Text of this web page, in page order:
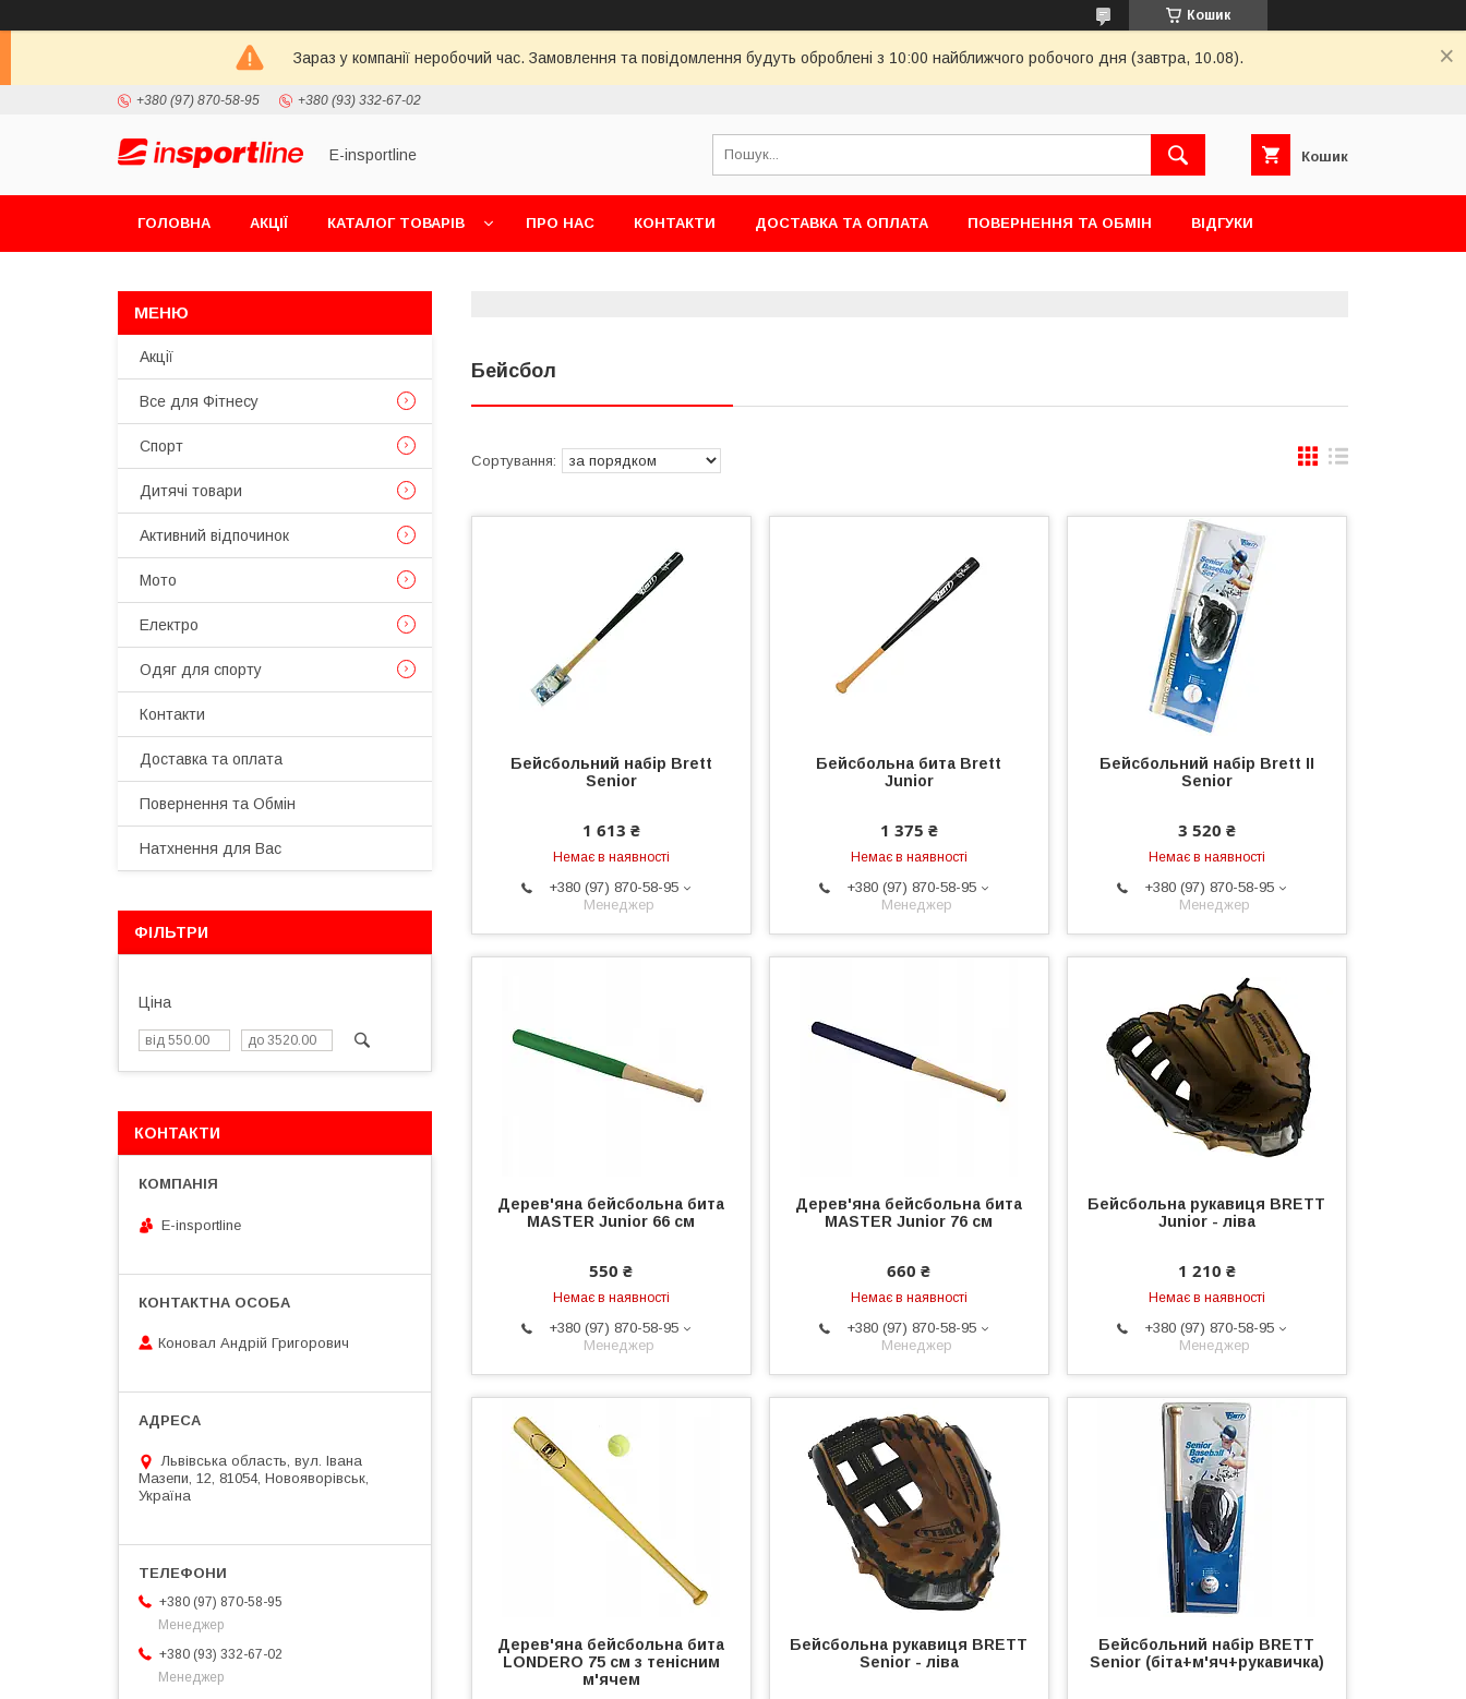
Кошик
Зараз у компанії неробочий час. Замовлення та повідомлення будуть оброблені з 10:00 найближчого робочого дня (завтра, 10.08).
+380 (97) 870-58-95 +380 (93) 332-67-02
E-insportline Кошик
ГОЛОВНА АКЦІЇ КАТАЛОГ ТОВАРІВ ПРО НАС КОНТАКТИ ДОСТАВКА ТА ОПЛАТА ПОВЕРНЕННЯ ТА ОБМІН ВІДГУКИ
Бейсбол
Бейсбольний набір Brett
Senior
1 613 ₴
Немає в наявності
+380 (97) 870-58-95
Менеджер
Бейсбольна бита Brett
Junior
1 375 ₴
Немає в наявності
+380 (97) 870-58-95
Менеджер
Бейсбольний набір Brett II
Senior
3 520 ₴
Немає в наявності
+380 (97) 870-58-95
Менеджер
Дерев'яна бейсбольна бита
MASTER Junior 66 см
550 ₴
Немає в наявності
+380 (97) 870-58-95
Менеджер
Дерев'яна бейсбольна бита
MASTER Junior 76 см
660 ₴
Немає в наявності
+380 (97) 870-58-95
Менеджер
Бейсбольна рукавиця BRETT
Junior - ліва
1 210 ₴
Немає в наявності
+380 (97) 870-58-95
Менеджер
Дерев'яна бейсбольна бита
LONDERO 75 см з тенісним
м'ячем
Бейсбольна рукавиця BRETT
Senior - ліва
Бейсбольний набір BRETT
Senior (біта+м'яч+рукавичка)
Акції
Все для Фітнесу
Спорт
Дитячі товари
Активний відпочинок
Мото
Електро
Одяг для спорту
Контакти
Доставка та оплата
Повернення та Обмін
Натхнення для Вас
ФІЛЬТРИ
Ціна
КОНТАКТИ
E-insportline
Коновал Андрій Григорович
Львівська область, вул. Івана
Мазепи, 12, 81054, Новояворівськ,
Україна
+380 (97) 870-58-95
Менеджер
+380 (93) 332-67-02
Менеджер